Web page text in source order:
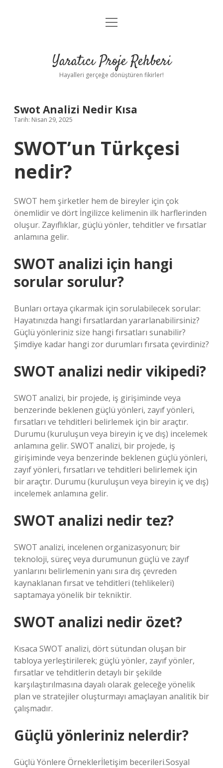
Anasayfa
Yasal Uyarı
menüyü
Yaratıcı Proje Rehberi
Hayalleri gerçeğe dönüştüren fikirler!
Swot Analizi Nedir Kısa
Tarih: Nisan 29, 2025
SWOT’un Türkçesi
nedir?
SWOT hem şirketler hem de bireyler için çok
önemlidir ve dört İngilizce kelimenin ilk harflerinden
oluşur. Zayıflıklar, güçlü yönler, tehditler ve fırsatlar
anlamına gelir.
SWOT analizi için hangi
sorular sorulur?
Bunları ortaya çıkarmak için sorulabilecek sorular:
Hayatınızda hangi fırsatlardan yararlanabilirsiniz?
Güçlü yönleriniz size hangi fırsatları sunabilir?
Şimdiye kadar hangi zor durumları fırsata çevirdiniz?
SWOT analizi nedir vikipedi?
SWOT analizi, bir projede, iş girişiminde veya
benzerinde beklenen güçlü yönleri, zayıf yönleri,
fırsatları ve tehditleri belirlemek için bir araçtır.
Durumu (kuruluşun veya bireyin iç ve dış) incelemek
anlamına gelir. SWOT analizi, bir projede, iş
girişiminde veya benzerinde beklenen güçlü yönleri,
zayıf yönleri, fırsatları ve tehditleri belirlemek için
bir araçtır. Durumu (kuruluşun veya bireyin iç ve dış)
incelemek anlamına gelir.
SWOT analizi nedir tez?
SWOT analizi, incelenen organizasyonun; bir
teknoloji, süreç veya durumunun güçlü ve zayıf
yanlarını belirlemenin yanı sıra dış çevreden
kaynaklanan fırsat ve tehditleri (tehlikeleri)
saptamaya yönelik bir tekniktir.
SWOT analizi nedir özet?
Kısaca SWOT analizi, dört sütundan oluşan bir
tabloya yerleştirilerek; güçlü yönler, zayıf yönler,
fırsatlar ve tehditlerin detaylı bir şekilde
karşılaştırılmasına dayalı olarak geleceğe yönelik
plan ve stratejiler oluşturmayı amaçlayan analitik bir
çalışmadır.
Güçlü yönleriniz nelerdir?
Güçlü Yönlere Örneklerİletişim becerileri.Sosyal